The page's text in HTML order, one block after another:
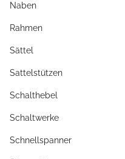
Naben
Rahmen
Sättel
Sattelstützen
Schalthebel
Schaltwerke
Schnellspanner